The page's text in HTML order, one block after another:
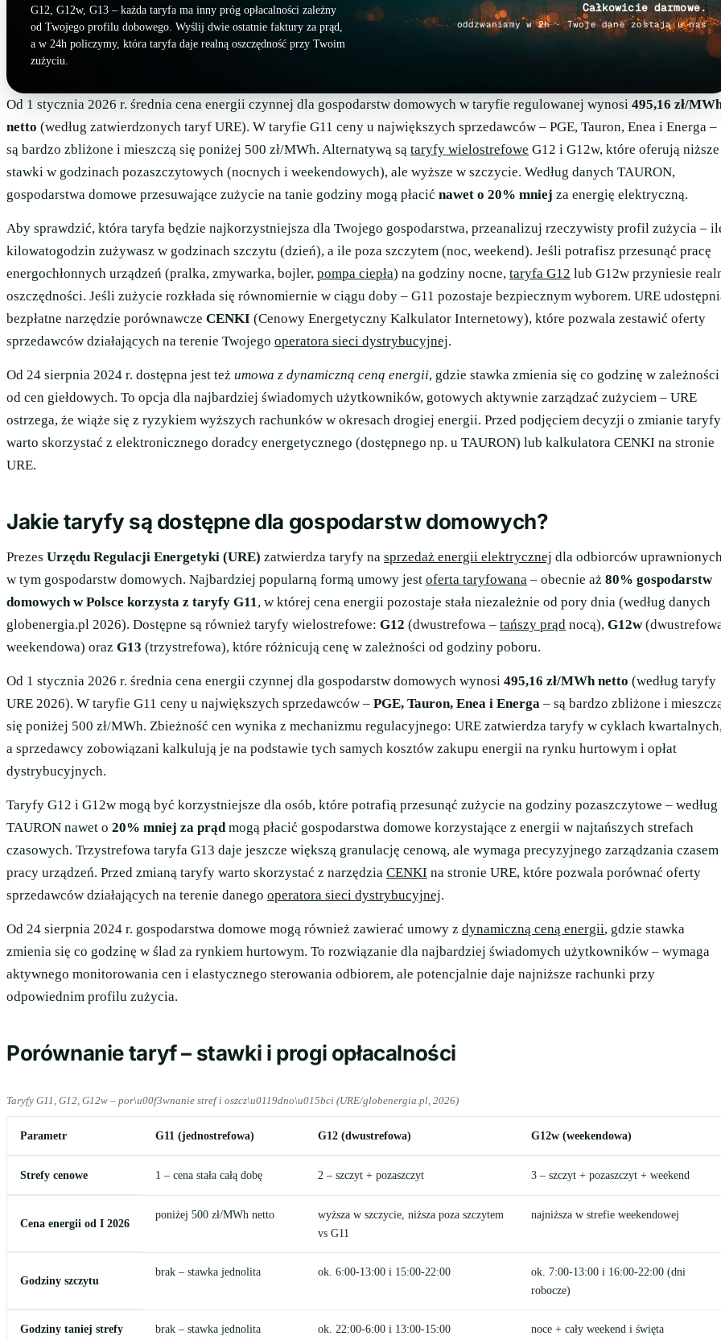
G12, G12w, G13 – każda taryfa ma inny próg opłacalności zależny
od Twojego profilu dobowego. Wyślij dwie ostatnie faktury za prąd,
a w 24h policzymy, która taryfa daje realną oszczędność przy Twoim
zużyciu.
Całkowicie darmowe.
oddzwaniamy w 2h · Twoje dane zostają u nas
Od 1 stycznia 2026 r. średnia cena energii czynnej dla gospodarstw domowych w taryfie regulowanej wynosi 495,16 zł/
netto (według zatwierdzonych taryf URE). W taryfie G11 ceny u największych sprzedawców – PGE, Tauron, Enea i Energa –
są bardzo zbliżone i mieszczą się poniżej 500 zł/MWh. Alternatywą są taryfy wielostrefowe G12 i G12w, które oferują niższe
stawki w godzinach pozaszczytowych (nocnych i weekendowych), ale wyższe w szczycie. Według danych TAURON,
gospodarstwa domowe przesuwające zużycie na tanie godziny mogą płacić nawet o 20% mniej za energię elektryczną.
Aby sprawdzić, która taryfa będzie najkorzystniejsza dla Twojego gospodarstwa, przeanalizuj rzeczywisty profil zużycia –
kilowatogodzin zużywasz w godzinach szczytu (dzień), a ile poza szczytem (noc, weekend). Jeśli potrafisz przesunąć pracę
energochłonnych urządzeń (pralka, zmywarka, bojler, pompa ciepła) na godziny nocne, taryfa G12 lub G12w przyniesie
oszczędności. Jeśli zużycie rozkłada się równomiernie w ciągu doby – G11 pozostaje bezpiecznym wyborem. URE
bezpłatne narzędzie porównawcze CENKI (Cenowy Energetyczny Kalkulator Internetowy), które pozwala zestawić oferty
sprzedawców działających na terenie Twojego operatora sieci dystrybucyjnej.
Od 24 sierpnia 2024 r. dostępna jest też umowa z dynamiczną ceną energii, gdzie stawka zmienia się co godzinę w zależności
od cen giełdowych. To opcja dla najbardziej świadomych użytkowników, gotowych aktywnie zarządzać zużyciem – URE
ostrzega, że wiąże się z ryzykiem wyższych rachunków w okresach drogiej energii. Przed podjęciem decyzji o zmianie taryfy
warto skorzystać z elektronicznego doradcy energetycznego (dostępnego np. u TAURON) lub kalkulatora CENKI na stronie
URE.
Jakie taryfy są dostępne dla gospodarstw domowych?
Prezes Urzędu Regulacji Energetyki (URE) zatwierdza taryfy na sprzedaż energii elektrycznej dla odbiorców
w tym gospodarstw domowych. Najbardziej popularną formą umowy jest oferta taryfowana – obecnie aż 80% gospodarstw
domowych w Polsce korzysta z taryfy G11, w której cena energii pozostaje stała niezależnie od pory dnia (według danych
globenergia.pl 2026). Dostępne są również taryfy wielostrefowe: G12 (dwustrefowa – tańszy prąd nocą), G12w
weekendowa) oraz G13 (trzystrefowa), które różnicują cenę w zależności od godziny poboru.
Od 1 stycznia 2026 r. średnia cena energii czynnej dla gospodarstw domowych wynosi 495,16 zł/MWh netto (według taryfy
URE 2026). W taryfie G11 ceny u największych sprzedawców – PGE, Tauron, Enea i Energa – są bardzo zbliżone i
się poniżej 500 zł/MWh. Zbieżność cen wynika z mechanizmu regulacyjnego: URE zatwierdza taryfy w cyklach
a sprzedawcy zobowiązani kalkulują je na podstawie tych samych kosztów zakupu energii na rynku hurtowym i opłat
dystrybucyjnych.
Taryfy G12 i G12w mogą być korzystniejsze dla osób, które potrafią przesunąć zużycie na godziny pozaszczytowe – według
TAURON nawet o 20% mniej za prądmogą płacić gospodarstwa domowe korzystające z energii w najtańszych strefach
czasowych. Trzystrefowa taryfa G13 daje jeszcze większą granulację cenową, ale wymaga precyzyjnego zarządzania czasem
pracy urządzeń. Przed zmianą taryfy warto skorzystać z narzędzia CENKI na stronie URE, które pozwala porównać oferty
sprzedawców działających na terenie danego operatora sieci dystrybucyjnej.
Od 24 sierpnia 2024 r. gospodarstwa domowe mogą również zawierać umowy z dynamiczną ceną energii, gdzie stawka
zmienia się co godzinę w ślad za rynkiem hurtowym. To rozwiązanie dla najbardziej świadomych użytkowników – wymaga
aktywnego monitorowania cen i elastycznego sterowania odbiorem, ale potencjalnie daje najniższe rachunki przy
odpowiednim profilu zużycia.
Porównanie taryf – stawki i progi opłacalności
Taryfy G11, G12, G12w – por\u00f3wnanie stref i oszcz\u0119dno\u015bci (URE/globenergia.pl, 2026)
Parametr G11 (jednostrefowa) G12 (dwustrefowa) G12w (weekendowa)
Strefy cenowe 1 – cena stała całą dobę 2 – szczyt + pozaszczyt 3 – szczyt + pozaszczyt + weekend
Cena energii od I 2026
poniżej 500 zł/MWh netto
wyższa w szczycie, niższa poza szczytem
vs G11
najniższa w strefie weekendowej
Godziny szczytu
brak – stawka jednolita ok. 6:00-13:00 i 15:00-22:00
ok. 7:00-13:00 i 16:00-22:00 (dni
robocze)
Godziny taniej strefy brak – stawka jednolita ok. 22:00-6:00 i 13:00-15:00 noce + cały weekend i święta